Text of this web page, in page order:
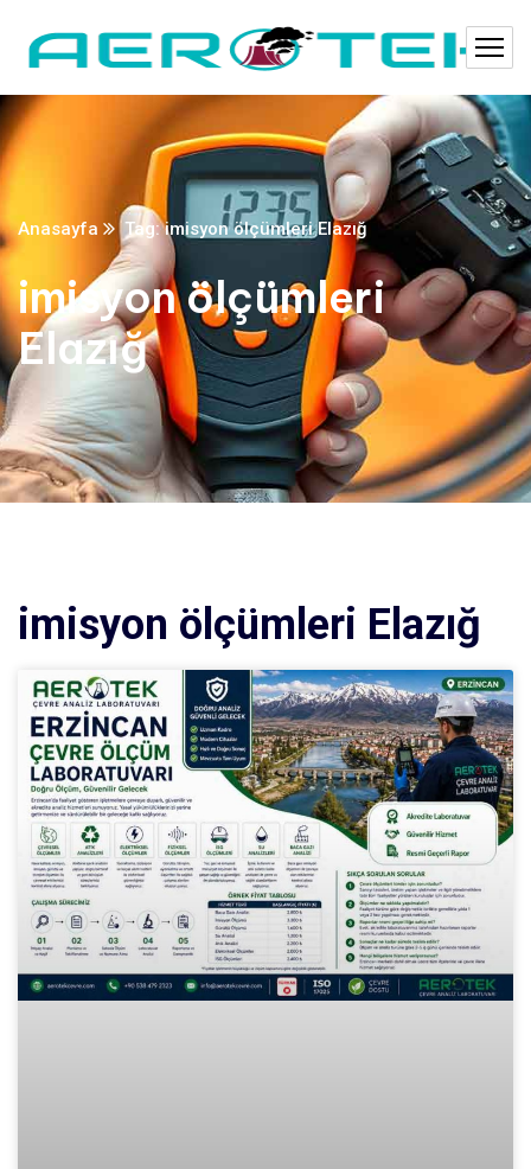
Anasayfa Tag: imisyon ölçümleri Elazığ
imisyon ölçümleri
Elazığ
imisyon ölçümleri Elazığ